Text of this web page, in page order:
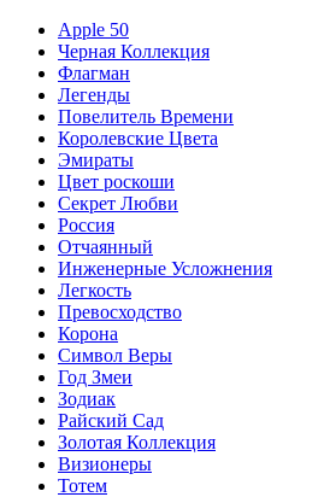
Apple 50
Черная Коллекция
Флагман
Легенды
Повелитель Времени
Королевские Цвета
Эмираты
Цвет роскоши
Секрет Любви
Россия
Отчаянный
Инженерные Усложнения
Легкость
Превосходство
Корона
Символ Веры
Год Змеи
Зодиак
Райский Сад
Золотая Коллекция
Визионеры
Тотем